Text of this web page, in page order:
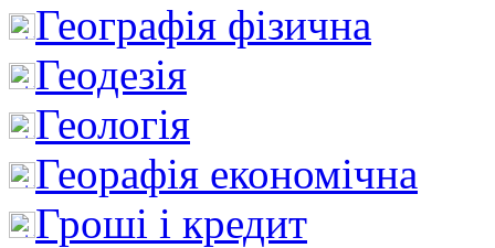
Географія фізична
Геодезія
Геологія
Георафія економічна
Гроші і кредит